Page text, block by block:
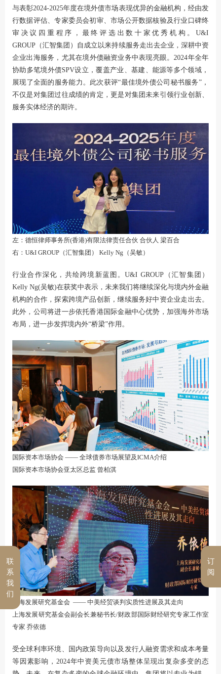
与表彰2024-2025年度在境外债市场表现优异的金融机构，经由发
行数据评估、专家委员会初审、市场公开数据核验及行业口碑终
审决议四重程序，最终评选出数十家优秀机构。U&I
GROUP（汇智集团）自成立以来持续服务走出去企业，深耕中资
企业出海服务，尤其在境外债融资业务中表现亮眼。2024年全年
协助多笔境外债SPV设立，覆盖产业、基建、能源等多个领域，
展现了全面的服务能力。此次获评“最佳境外债公司秘书服务”，
不仅是对集团过往成绩的肯定，更是对集团未来引领行业创新、
服务实体经济的期许。
左：德恒律师事务所(香港)有限法律责任合伙 合伙人 梁百合
右：U&I GROUP（汇智集团） Kelly Ng（吴敏）
行业合作深化，共绘跨境新蓝图。U&I GROUP（汇智集团）
Kelly Ng(吴敏)在获奖中表示，未来我们将继续深化与境内外金融
机构的合作，探索跨境产品创新，继续服务好中资企业走出去。
此外，公司将进一步依托香港国际金融中心优势，加强海外市场
布局，进一步发挥境内外“桥梁”作用。
国际资本市场协会 —— 全球债券市场展望及ICMA介绍
国际资本市场协会亚太区总监 曾柏淇
上海发展研究基金会 —— 中美经贸谈判实质性进展及其走向
上海发展研究基金会副会长兼秘书长/财政部国际财经研究专家工作室
专家 乔依德
受全球利率环境、国内政策导向以及发行人融资需求和成本考量
等因素影响，2024年中资美元债市场整体呈现出复杂多变的态
订
阅
联
系
我
们